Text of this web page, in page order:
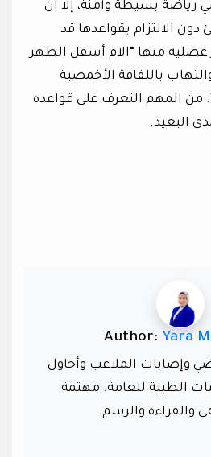
رياضة بسيطة وآمنة، إلا أن
الالتزام بقواعدها قد
منها “الآم أسفل الظهر
باللفافة الأخمصية
من المهم التعرف على قواعده
البعيد.
Author: Yara
وإصابات الملاعب وأحاول
الطبية للعامة. مهتمة
والقراءة والرسم.